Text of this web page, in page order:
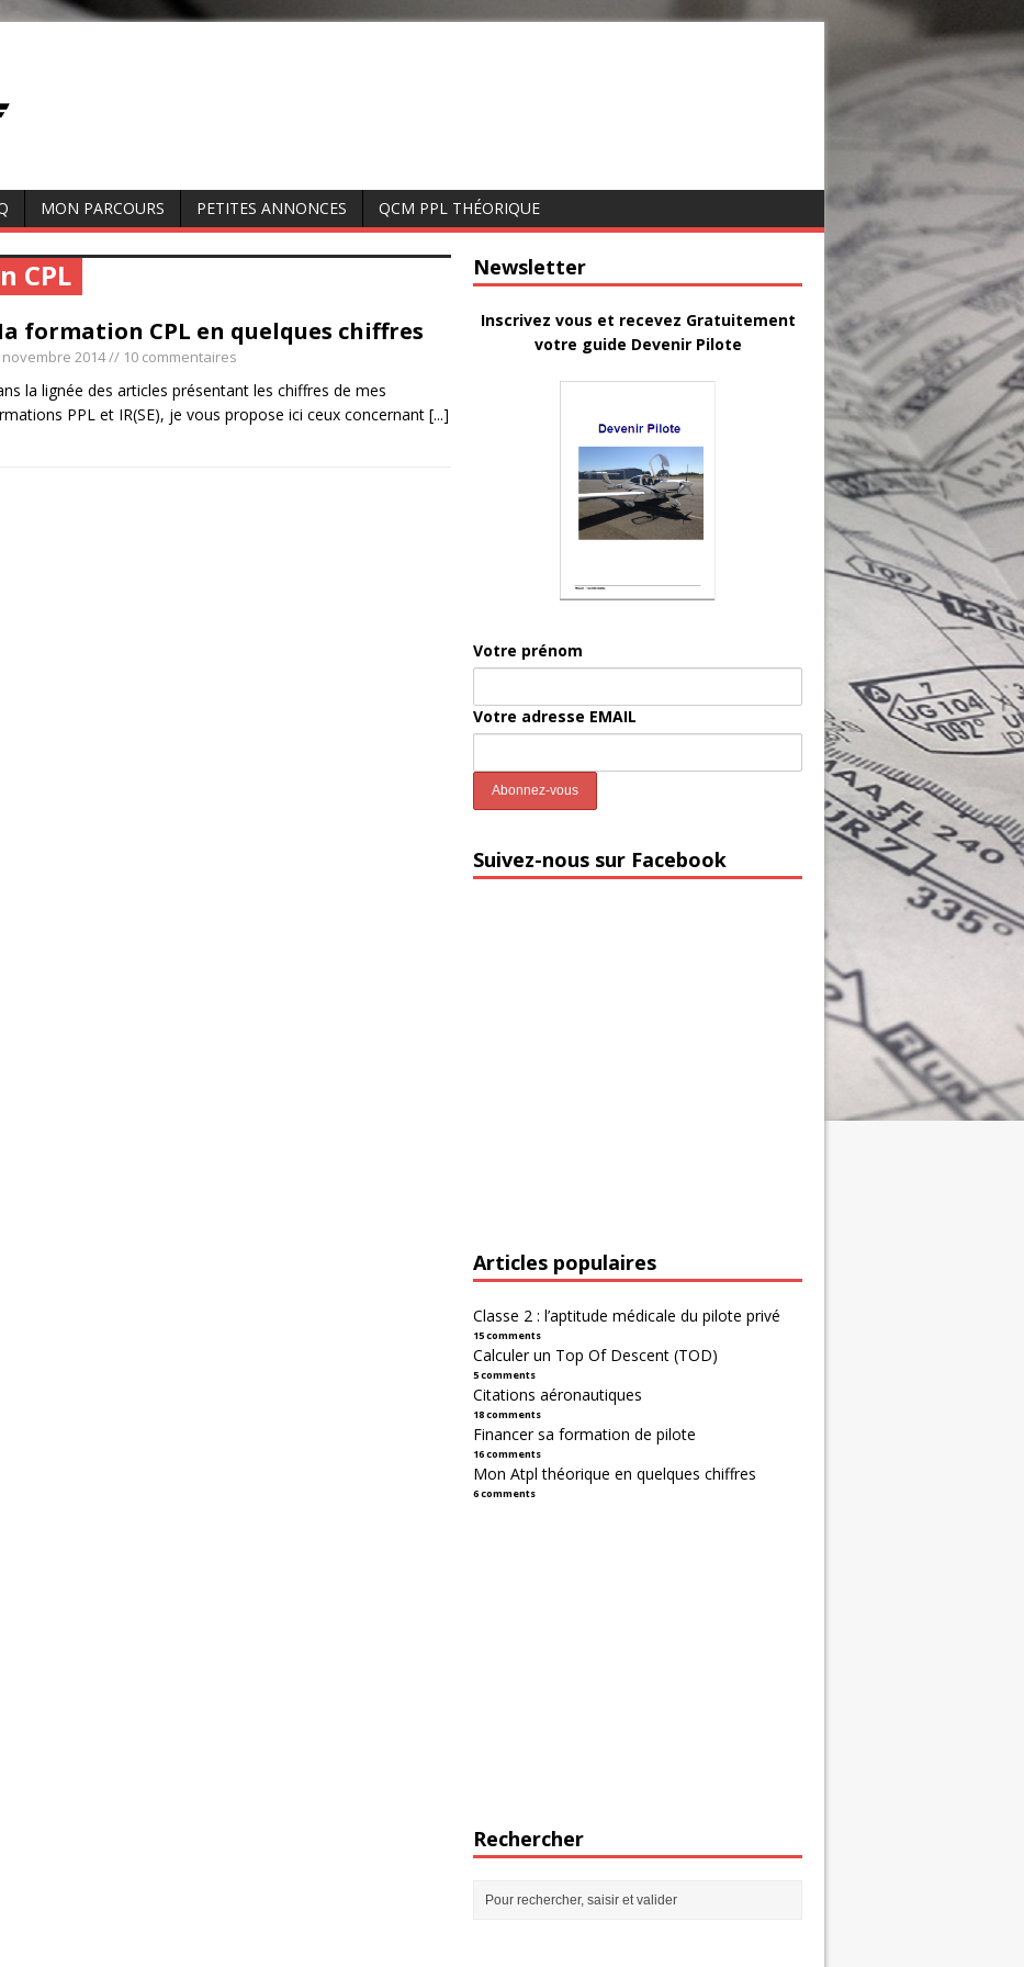
MON PARCOURS PETITES ANNONCES QCM PPL THÉORIQUE
CPL
formation CPL en quelques chiffres
novembre 2014// 10 commentaires
la lignée des articles présentant les chiffres de mes
PPL et IR(SE), je vous propose ici ceux concernant [...]
Newsletter
Inscrivez vous et recevez Gratuitement
votre guide Devenir Pilote
Votre prénom
Votre adresse EMAIL
Suivez-nous sur Facebook
Articles populaires
Classe 2 : l’aptitude médicale du pilote privé
15 comments
Calculer un Top Of Descent (TOD)
5 comments
Citations aéronautiques
18 comments
Financer sa formation de pilote
16 comments
Mon Atpl théorique en quelques chiffres
6 comments
Rechercher